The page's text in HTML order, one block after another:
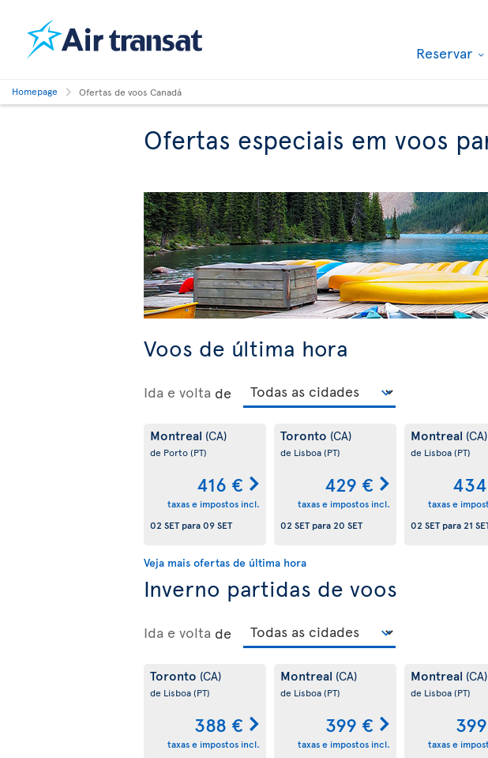
Reservar
Homepage Ofertas de voos Canadá
Ofertas especiais em voos
Voos de última hora
Ida e volta de
Montreal (CA)
de Porto(PT)
416 €
taxas e impostos incl.
02 SETpara09 SET
Toronto (CA)
de Lisboa(PT)
429 €
taxas e impostos incl.
02 SETpara20 SET
Montreal (CA)
de Lisboa(PT)
taxas e
02 SETpara21
Veja mais ofertas de última hora
Inverno partidas de voos
Ida e volta de
Toronto (CA)
de Lisboa(PT)
388 €
taxas e impostos incl.
Montreal (CA)
de Lisboa(PT)
399 €
taxas e impostos incl.
Montreal (CA)
de Lisboa(PT)
taxas e